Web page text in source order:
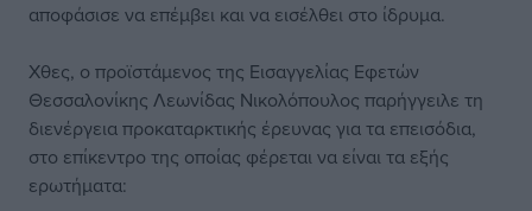
αποφάσισε να επέμβει και να εισέλθει στο ίδρυμα.
Χθες, ο προϊστάμενος της Εισαγγελίας Εφετών
Θεσσαλονίκης Λεωνίδας Νικολόπουλος παρήγγειλε τη
διενέργεια προκαταρκτικής έρευνας για τα επεισόδια,
στο επίκεντρο της οποίας φέρεται να είναι τα εξής
ερωτήματα: